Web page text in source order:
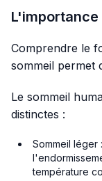
Comprendre le
sommeil permet
Le sommeil
distinctes :
Sommeil
température